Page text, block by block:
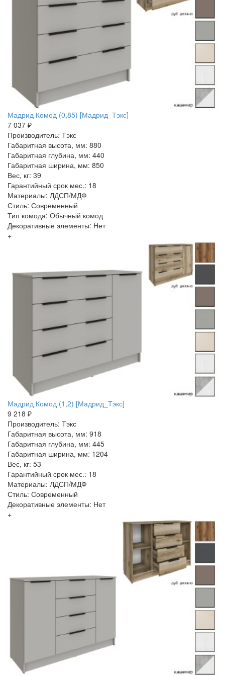
Мадрид Комод (0,85) [Мадрид_Тэкс]
7 037 ₽
Производитель: Тэкс
Габаритная высота, мм: 880
Габаритная глубина, мм: 440
Габаритная ширина, мм: 850
Вес, кг: 39
Гарантийный срок мес.: 18
Материалы: ЛДСП/МДФ
Стиль: Современный
Тип комода: Обычный комод
Декоративные элементы: Нет
+
Мадрид Комод (1,2) [Мадрид_Тэкс]
9 218 ₽
Производитель: Тэкс
Габаритная высота, мм: 918
Габаритная глубина, мм: 445
Габаритная ширина, мм: 1204
Вес, кг: 53
Гарантийный срок мес.: 18
Материалы: ЛДСП/МДФ
Стиль: Современный
Декоративные элементы: Нет
+